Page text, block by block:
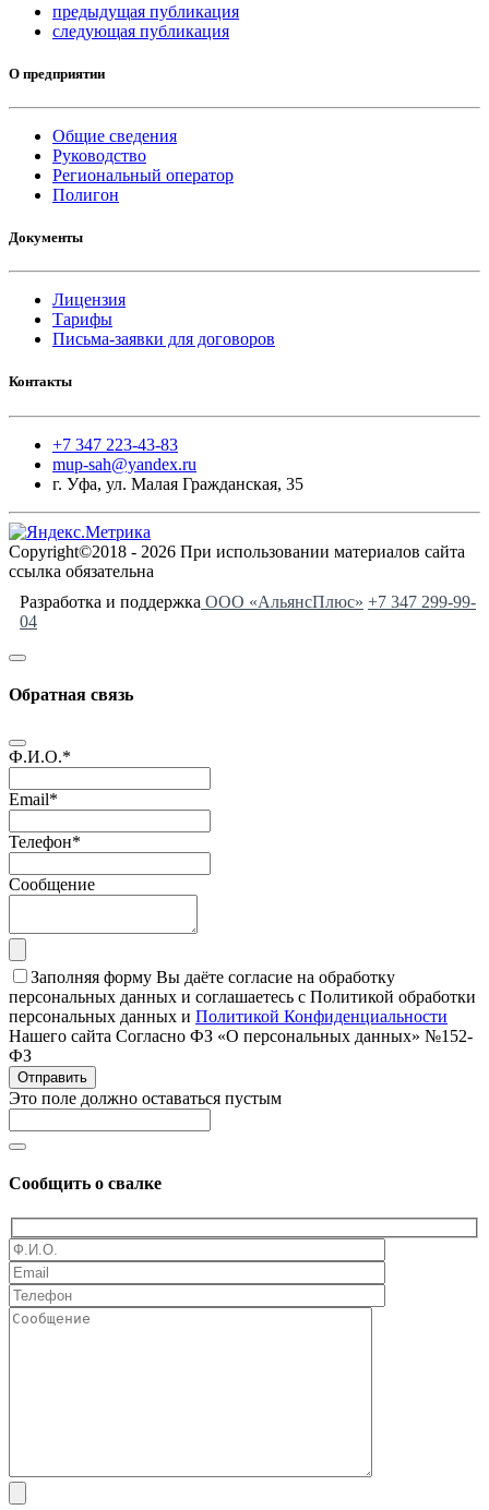
предыдущая публикация
следующая публикация
О предприятии
Общие сведения
Руководство
Региональный оператор
Полигон
Документы
Лицензия
Тарифы
Письма-заявки для договоров
Контакты
+7 347 223-43-83
mup-sah@yandex.ru
г. Уфа, ул. Малая Гражданская, 35
Copyright©2018 - 2026 При использовании материалов сайта
ссылка обязательна
Разработка и поддержка ООО «АльянсПлюс» +7 347 299-99-
04
Обратная связь
Ф.И.О.*
Email*
Телефон*
Сообщение
Заполняя форму Вы даёте согласие на обработку
персональных данных и соглашаетесь с Политикой обработки
персональных данных и Политикой Конфиденциальности
Нашего сайта Согласно ФЗ «О персональных данных» №152-
ФЗ
Отправить
Это поле должно оставаться пустым
Сообщить о свалке